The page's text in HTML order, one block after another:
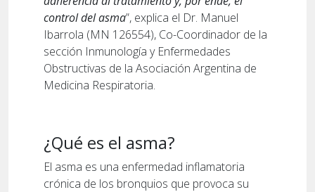
control del asma”, explica el Dr. Manuel
Ibarrola (MN 126554), Co-Coordinador de la
sección Inmunología y Enfermedades
Obstructivas de la Asociación Argentina de
Medicina Respiratoria.
¿Qué es el asma?
El asma es una enfermedad inflamatoria
crónica de los bronquios que provoca su